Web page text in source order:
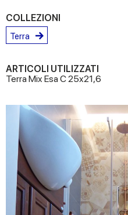
COLLEZIONI
Terra
ARTICOLI UTILIZZATI
Terra Mix Esa C 25x21,6